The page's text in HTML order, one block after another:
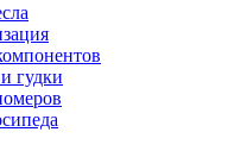
гудки